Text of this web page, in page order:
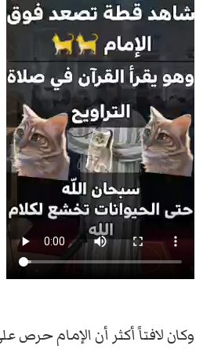
وكان لافتاً أكثر أن الإمام حرص